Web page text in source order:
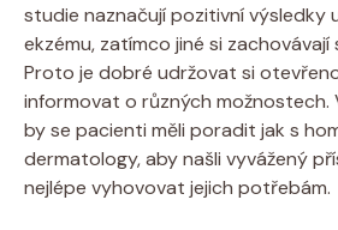
studie naznačují pozitivní výsledky
ekzému, zatímco jiné si
Proto je dobré​ udržovat si
informovat o ‌různých možnostech.
by se⁣ pacienti měli⁣ poradit jak s
dermatology, aby našli vyvážený
nejlépe vyhovovat jejich potřebám.